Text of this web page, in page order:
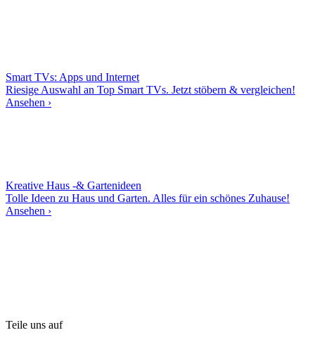
Smart TVs: Apps und Internet
Riesige Auswahl an Top Smart TVs. Jetzt stöbern & vergleichen!
Ansehen ›
Kreative Haus -& Gartenideen
Tolle Ideen zu Haus und Garten. Alles für ein schönes Zuhause!
Ansehen ›
Teile uns auf